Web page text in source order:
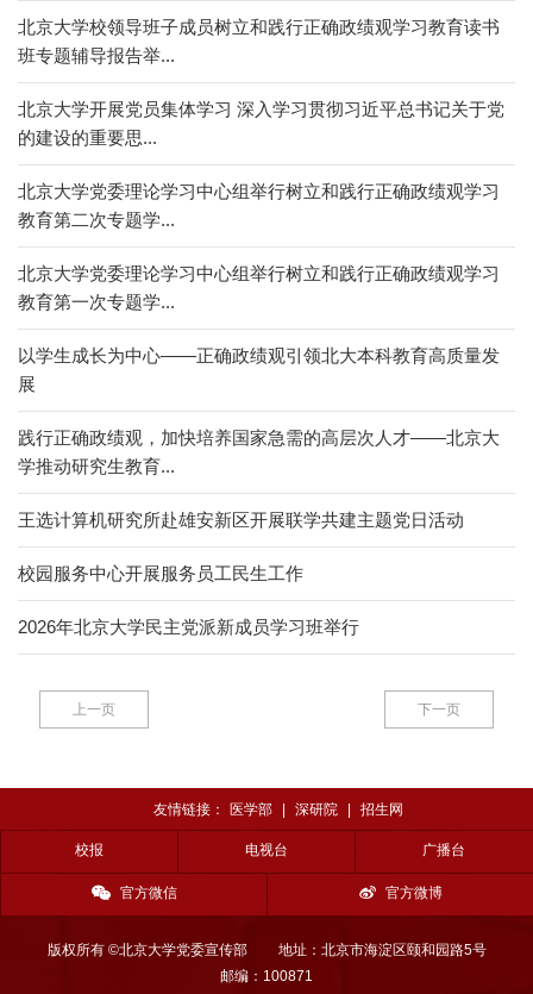
北京大学校领导班子成员树立和践行正确政绩观学习教育读书
班专题辅导报告举...
北京大学开展党员集体学习 深入学习贯彻习近平总书记关于党
的建设的重要思...
北京大学党委理论学习中心组举行树立和践行正确政绩观学习
教育第二次专题学...
北京大学党委理论学习中心组举行树立和践行正确政绩观学习
教育第一次专题学...
以学生成长为中心——正确政绩观引领北大本科教育高质量发
展
践行正确政绩观，加快培养国家急需的高层次人才——北京大
学推动研究生教育...
王选计算机研究所赴雄安新区开展联学共建主题党日活动
校园服务中心开展服务员工民生工作
2026年北京大学民主党派新成员学习班举行
上一页 下一页
友情链接： 医学部 深研院 招生网
校报 电视台 广播台
官方微信 官方微博
版权所有 ©北京大学党委宣传部
地址：北京市海淀区颐和园路5号
邮编：100871